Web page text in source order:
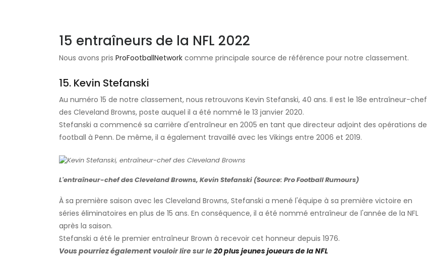
15 entraîneurs de la NFL 2022
Nous avons pris ProFootballNetwork comme principale source de référence pour notre classement.
15. Kevin Stefanski
Au numéro 15 de notre classement, nous retrouvons Kevin Stefanski, 40 ans. Il est le 18e entraîneur-chef
des Cleveland Browns, poste auquel il a été nommé le 13 janvier 2020.
Stefanski a commencé sa carrière d'entraîneur en 2005 en tant que directeur adjoint des opérations de
football à Penn. De même, il a également travaillé avec les Vikings entre 2006 et 2019.
L'entraîneur-chef des Cleveland Browns, Kevin Stefanski (Source: Pro Football Rumours)
À sa première saison avec les Cleveland Browns, Stefanski a mené l'équipe à sa première victoire en
séries éliminatoires en plus de 15 ans. En conséquence, il a été nommé entraîneur de l'année de la NFL
après la saison.
Stefanski a été le premier entraîneur Brown à recevoir cet honneur depuis 1976.
Vous pourriez également vouloir lire sur le20 plus jeunes joueurs de la NFL